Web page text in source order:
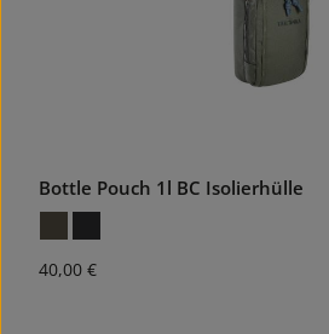
Bottle Pouch 1l BC Isolierhülle
Regulärer Preis:
40,00 €